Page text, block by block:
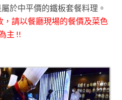
屬於中平價的鐵板套餐料理 。
，請以餐廳現場的餐價及菜色
主 !!